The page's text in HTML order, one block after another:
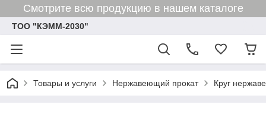
Смотрите всю продукцию в нашем каталоге
ТОО "КЭММ-2030"
Товары и услуги Нержавеющий прокат Круг